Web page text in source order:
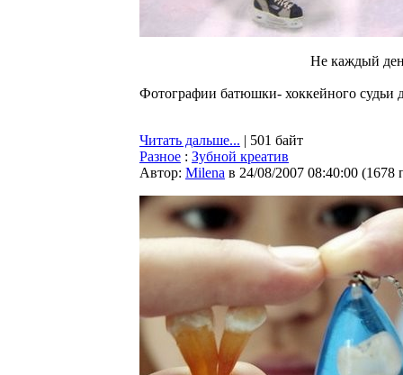
Не каждый
Фотографии батюшки- хоккейного судьи
Читать дальше... | 501 байт
Разное : Зубной креатив
Автор: Milena в 24/08/2007 08:40:00 (1678